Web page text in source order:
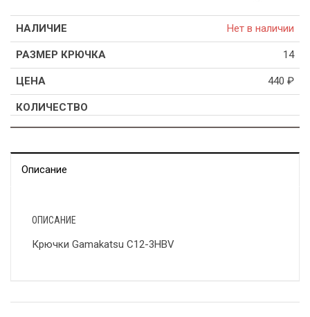
Нет в наличии
14
440 ₽
Описание
ОПИСАНИЕ
Крючки Gamakatsu C12-3HBV